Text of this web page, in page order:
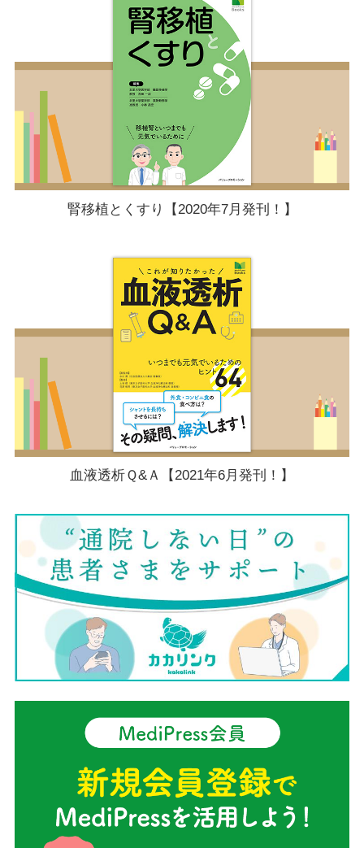
腎移植とくすり【2020年7月発刊！】
血液透析Ｑ&Ａ【2021年6月発刊！】